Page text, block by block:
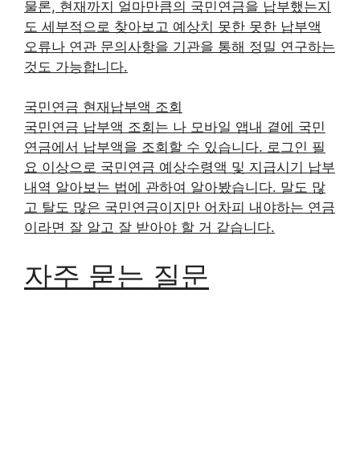
물론, 현재까지 얼마만큼의 국민연금을 납부했는지
도 세부적으로 찾아보고 예상치 못한 못한 납부액
오류나 연관 문의사항을 기관을 통해 정밀 연구하는
것도 가능합니다.
국민연금 현재납부액 조회
국민연금 납부액 조회는 나 모바일 앱내 곁에 국민
연금에서 납부액을 조회할 수 있습니다. 로그인 필
요 이상으로 국민연금 예상수령액 및 지급시기 납부
내역 알아보는 법에 관하여 알아봤습니다. 말도 많
고 탈도 많은 국민연금이지만 어차피 내야하는 연금
이라면 잘 알고 잘 받아야 할 거 같습니다.
자주 묻는 질문